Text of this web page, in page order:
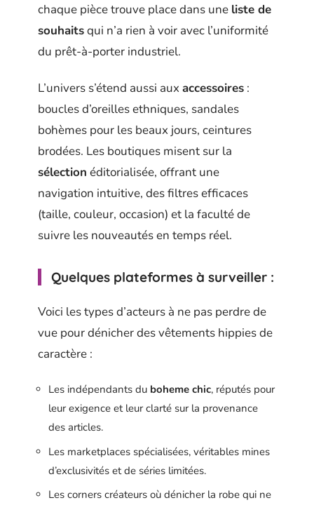
chaque pièce trouve place dans une liste de
souhaitsqui n’a rien à voir avec l’uniformité
du prêt-à-porter industriel.
L’univers s’étend aussi aux accessoires :
boucles d’oreilles ethniques, sandales
bohèmes pour les beaux jours, ceintures
brodées. Les boutiques misent sur la
sélection éditorialisée, offrant une
navigation intuitive, des filtres efficaces
(taille, couleur, occasion) et la faculté de
suivre les nouveautés en temps réel.
Quelques plateformes à surveiller :
Voici les types d’acteurs à ne pas perdre de
vue pour dénicher des vêtements hippies de
caractère :
Les indépendants du boheme chic, réputés pour
leur exigence et leur clarté sur la provenance
des articles.
Les marketplaces spécialisées, véritables mines
d’exclusivités et de séries limitées.
Les corners créateurs où dénicher la robe qui ne